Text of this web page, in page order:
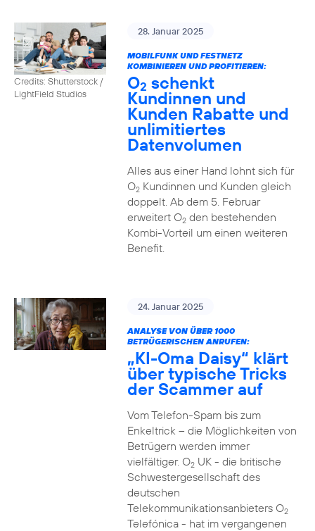
Credits: Shutterstock /
LightField Studios
28. Januar 2025
MOBILFUNK UND FESTNETZ
KOMBINIEREN UND PROFITIEREN:
O2 schenkt
Kundinnen und
Kunden Rabatte und
unlimitiertes
Datenvolumen
Alles aus einer Hand lohnt sich für
O2Kundinnen und Kunden gleich
doppelt. Ab dem 5. Februar
erweitert O2den bestehenden
Kombi-Vorteil um einen weiteren
Benefit.
24. Januar 2025
ANALYSE VON ÜBER 1000
BETRÜGERISCHEN ANRUFEN:
„KI-Oma Daisy“ klärt
über typische Tricks
der Scammer auf
Vom Telefon-Spam bis zum
Enkeltrick – die Möglichkeiten von
Betrügern werden immer
vielfältiger. O2UK - die britische
Schwestergesellschaft des
deutschen
Telekommunikationsanbieters O2
Telefónica - hat im vergangenen